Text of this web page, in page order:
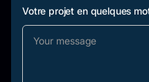
Votre projet en quelques